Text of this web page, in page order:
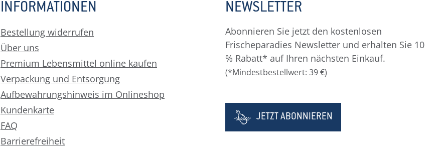
INFORMATIONEN
Bestellung widerrufen
Über uns
Premium Lebensmittel online kaufen
Verpackung und Entsorgung
Aufbewahrungshinweis im Onlineshop
Kundenkarte
FAQ
Barrierefreiheit
NEWSLETTER
Abonnieren Sie jetzt den kostenlosen
Frischeparadies Newsletter und erhalten Sie 10
% Rabatt* auf Ihren nächsten Einkauf.
(*Mindestbestellwert: 39 €)
JETZT ABONNIEREN